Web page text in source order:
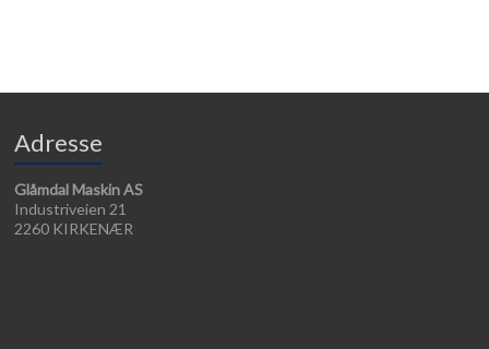
Adresse
Glåmdal Maskin AS
Industriveien 21
2260 KIRKENÆR